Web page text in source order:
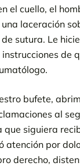
el cuello, el
laceración
sutura. Le
de
bufete,
al
que siguiera
atención por
derecho,